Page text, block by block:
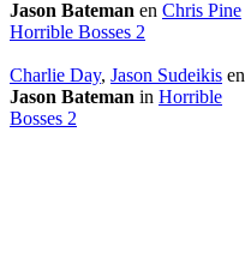
Jason Bateman en Chris Pine
Horrible Bosses 2
Charlie Day, Jason Sudeikis en
Jason Bateman in Horrible
Bosses 2